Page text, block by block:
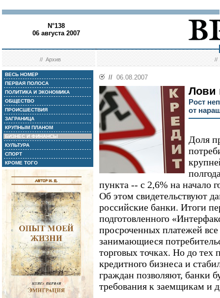
N°138
06 августа 2007
//Архив //
ВЕСЬ НОМЕР
ПЕРВАЯ ПОЛОСА
ПОЛИТИКА И ЭКОНОМИКА
ОБЩЕСТВО
ПРОИСШЕСТВИЯ
ЗАГРАНИЦА
КРУПНЫМ ПЛАНОМ
БИЗНЕС И ФИНАНСЫ
КУЛЬТУРА
СПОРТ
КРОМЕ ТОГО
// 06.08.2007
Лови
Рост
от
Доля
пункта -- с 2,6% на начало
Об этом свидетельствуют
российские банки. Итоги
подготовленного
просроченных платежей
занимающиеся
торговых точках. Но до тех
кредитного бизнеса и
граждан позволяют, банки
требования к заемщикам и